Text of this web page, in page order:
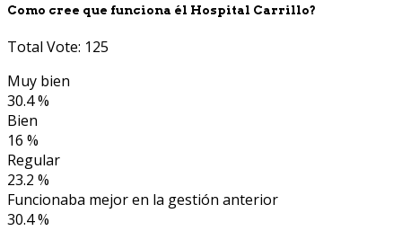
Como cree que funciona él Hospital Carrillo?
Total Vote: 125
Muy bien
30.4 %
Bien
16 %
Regular
23.2 %
Funcionaba mejor en la gestión anterior
30.4 %